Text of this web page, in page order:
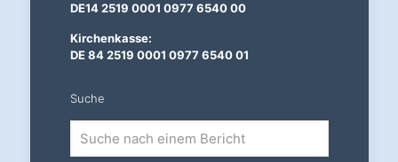
DE14 2519 0001 0977 6540 00
Kirchenkasse:
DE 84 2519 0001 0977 6540 01
Suche
nach